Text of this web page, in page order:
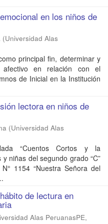
en los niños de
(Universidad Alas
principal fin, determinar y
en relación con el
de Inicial en la Institución
lectora en niños de
(Universidad Alas
“Cuentos Cortos y la
niñas del segundo grado “C”
1154 “Nuestra Señora del
de lectura en
Alas PeruanasPE,